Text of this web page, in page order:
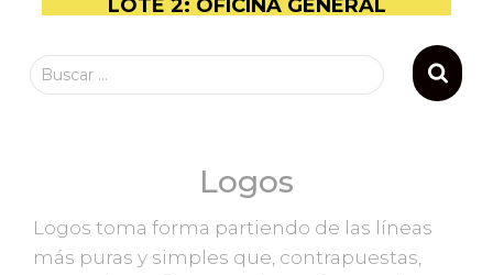
LOTE 2: OFICINA GENERAL
Buscar …
Logos
Logos toma forma partiendo de las líneas
más puras y simples que, contrapuestas,